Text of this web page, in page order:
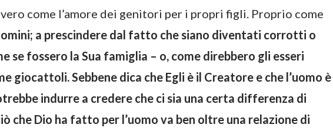
come l’amore dei genitori per i propri figli. Proprio come
a prescindere dal fatto che siano diventati corrotti o
se fossero la Sua famiglia – o, come direbbero gli esseri
giocattoli. Sebbene dica che Egli è il Creatore e che l’uomo è
indurre a credere che ci sia una certa differenza di
che Dio ha fatto per l’uomo va ben oltre una relazione di